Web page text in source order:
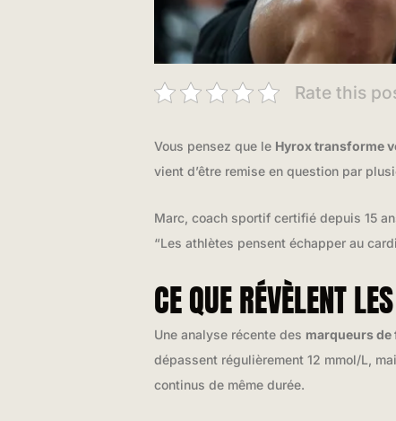
Rate this
Vous pensez que le Hyrox transforme
vient d’être remise en question par
Marc, coach sportif certifié depuis 15
“Les athlètes pensent échapper au
CE QUE RÉVÈLENT
Une analyse récente des marqueurs
dépassent régulièrement 12 mmol/L,
continus de même durée.